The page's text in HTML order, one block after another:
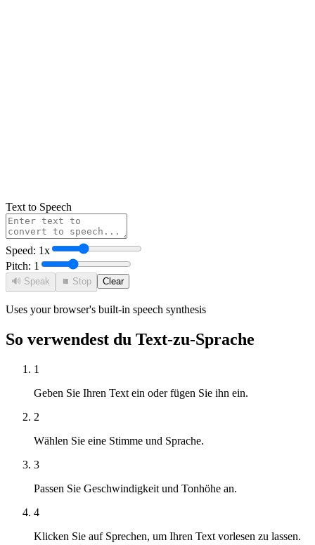
Text to Speech
Speed: 1x
Pitch: 1
🔊 Speak ⏹ Stop Clear
Uses your browser's built-in speech synthesis
So verwendest du Text-zu-Sprache
1
Geben Sie Ihren Text ein oder fügen Sie ihn ein.
2
Wählen Sie eine Stimme und Sprache.
3
Passen Sie Geschwindigkeit und Tonhöhe an.
4
Klicken Sie auf Sprechen, um Ihren Text vorlesen zu lassen.